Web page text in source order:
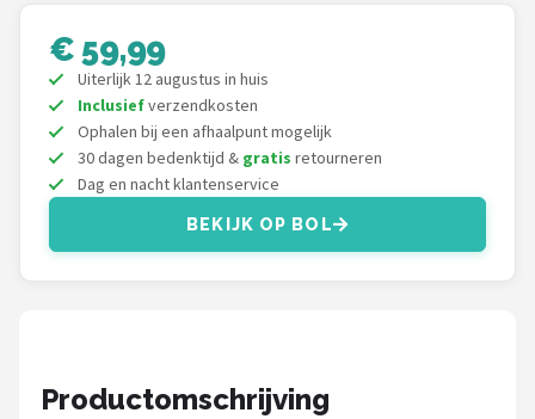
Smartwares
ieGeek
Alle merken →
€ 59,99
Uiterlijk 12 augustus in huis
Inclusiefverzendkosten
Ophalen bij een afhaalpunt mogelijk
30 dagen bedenktijd & gratis retourneren
Dag en nacht klantenservice
BEKIJK OP BOL
Productomschrijving